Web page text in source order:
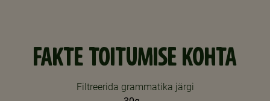
FAKTE TOITUMISE KOHTA
Filtreerida grammatika järgi